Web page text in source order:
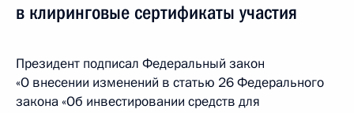
в клиринговые сертификаты участия
Президент подписал Федеральный закон
«О внесении изменений в статью 26 Федерального
закона «Об инвестировании средств для